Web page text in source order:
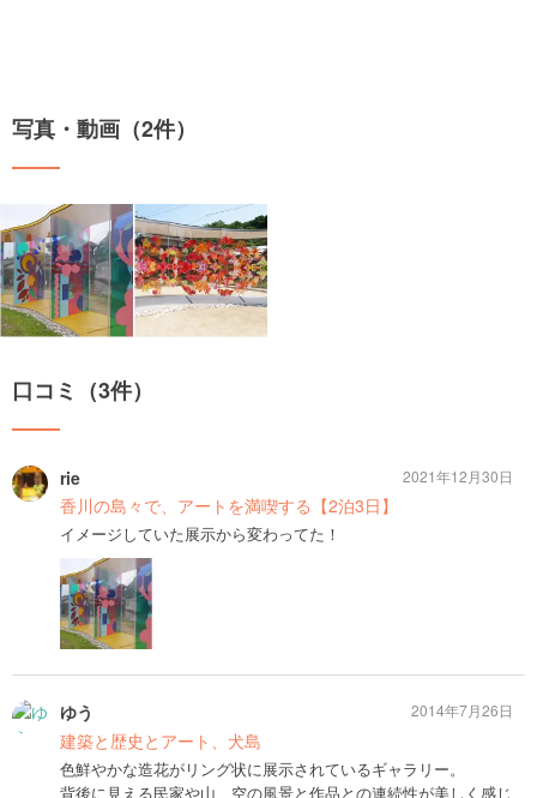
写真・動画（2件）
口コミ（3件）
rie
香川の島々で、アートを満喫する【2泊3日】
イメージしていた展示から変わってた！
2021年12月30日
ゆう
建築と歴史とアート、犬島
色鮮やかな造花がリング状に展示されているギャラリー。
背後に見える民家や山、空の風景と作品との連続性が美しく感じ
2014年7月26日